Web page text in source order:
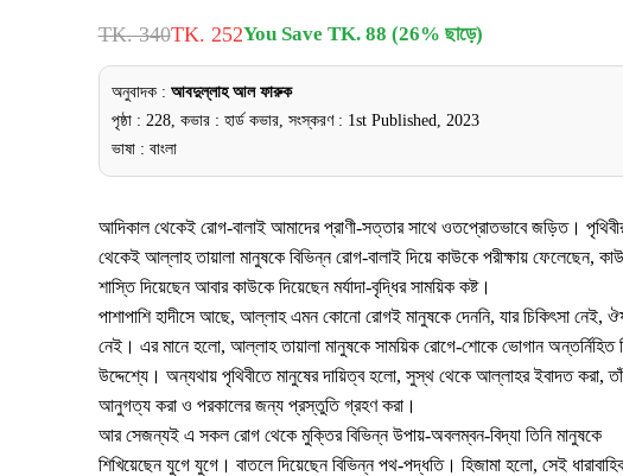
TK. 340TK. 252You Save TK. 88 (26% ছাড়ে)
অনুবাদক : আবদুল্লাহ আল ফারুক
পৃষ্ঠা : 228, কভার : হার্ড কভার, সংস্করণ : 1st Published, 2023
ভাষা : বাংলা
আদিকাল থেকেই রোগ-বালাই আমাদের প্রাণী-সত্তার সাথে ওতপ্রোতভাবে জড়িত।
থেকেই আল্লাহ তায়ালা মানুষকে বিভিন্ন রোগ-বালাই দিয়ে কাউকে পরীক্ষায় ফেলেছেন,
শাস্তি দিয়েছেন আবার কাউকে দিয়েছেন মর্যাদা-বৃদ্ধির সাময়িক কষ্ট।
পাশাপাশি হাদীসে আছে, আল্লাহ এমন কোনো রোগই মানুষকে দেননি, যার চিকিৎসা নেই,
নেই। এর মানে হলো, আল্লাহ তায়ালা মানুষকে সাময়িক রোগে-শোকে ভোগান অন্তর্নিহিত
উদ্দেশ্যে। অন্যথায় পৃথিবীতে মানুষের দায়িত্ব হলো, সুস্থ থেকে আল্লাহর ইবাদত করা,
আনুগত্য করা ও পরকালের জন্য প্রস্তুতি গ্রহণ করা।
আর সেজন্যই এ সকল রোগ থেকে মুক্তির বিভিন্ন উপায়-অবলম্বন-বিদ্যা তিনি মানুষকে
শিখিয়েছেন যুগে যুগে। বাতলে দিয়েছেন বিভিন্ন পথ-পদ্ধতি। হিজামা হলো, সেই